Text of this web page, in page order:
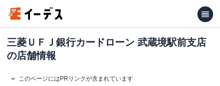
三菱ＵＦＪ銀行カードローン 武蔵境駅前支店
の店舗情報
このページにはPRリンクが含まれています